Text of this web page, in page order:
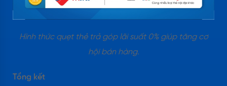
Hình thức quẹt thẻ trả góp lãi suất 0% giúp tăng cơ
hội bán hàng.
Tổng kết